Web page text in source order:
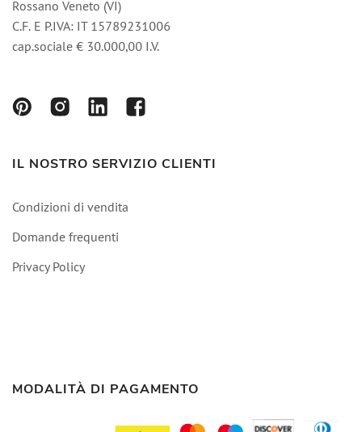
Rossano Veneto (VI)
C.F. E P.IVA: IT 15789231006
cap.sociale € 30.000,00 I.V.
IL NOSTRO SERVIZIO CLIENTI
Condizioni di vendita
Domande frequenti
Privacy Policy
MODALITÀ DI PAGAMENTO